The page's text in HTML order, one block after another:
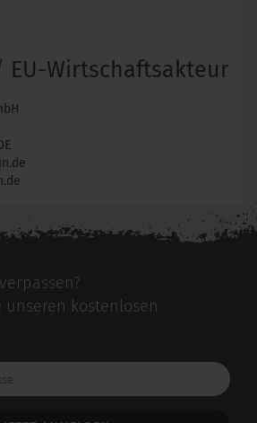
Wirtschaftsakteur
kostenlosen